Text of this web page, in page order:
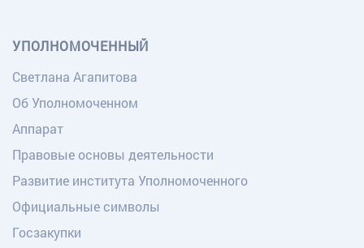
УПОЛНОМОЧЕННЫЙ
Светлана Агапитова
Об Уполномоченном
Аппарат
Правовые основы деятельности
Развитие института Уполномоченного
Официальные символы
Госзакупки